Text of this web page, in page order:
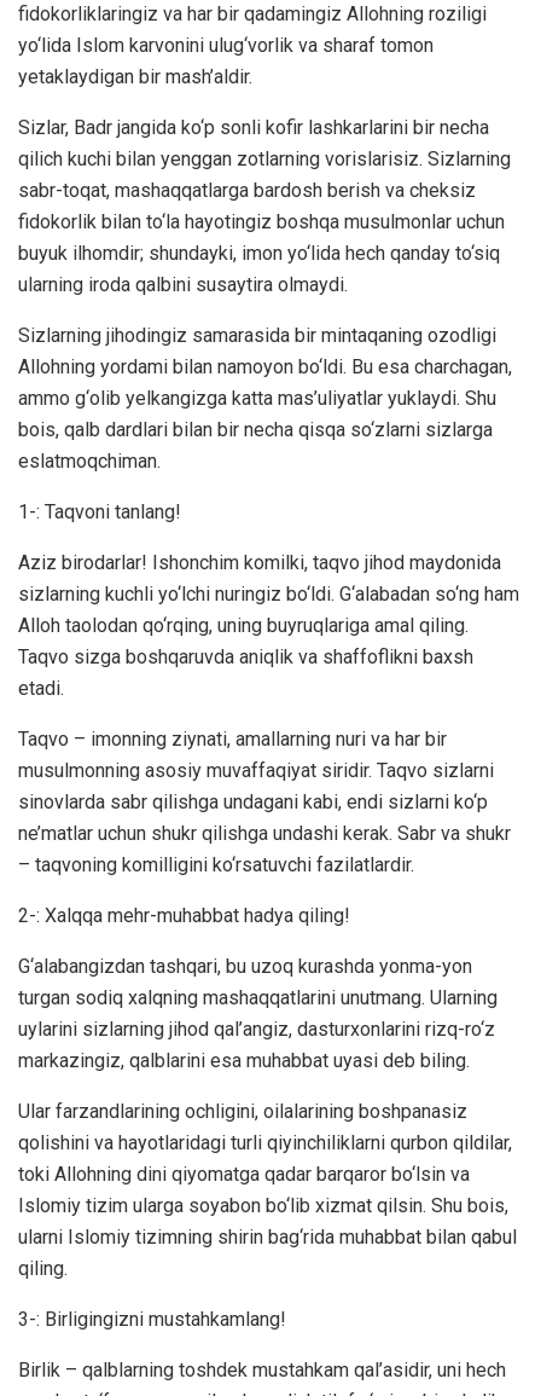
fidokorliklaringiz va har bir qadamingiz Allohning roziligi
yo‘lida Islom karvonini ulug‘vorlik va sharaf tomon
yetaklaydigan bir mash’aldir.
Sizlar, Badr jangida ko‘p sonli kofir lashkarlarini bir necha
qilich kuchi bilan yenggan zotlarning vorislarisiz. Sizlarning
sabr-toqat, mashaqqatlarga bardosh berish va cheksiz
fidokorlik bilan to‘la hayotingiz boshqa musulmonlar uchun
buyuk ilhomdir; shundayki, imon yo‘lida hech qanday to‘siq
ularning iroda qalbini susaytira olmaydi.
Sizlarning jihodingiz samarasida bir mintaqaning ozodligi
Allohning yordami bilan namoyon bo‘ldi. Bu esa charchagan,
ammo g‘olib yelkangizga katta mas’uliyatlar yuklaydi. Shu
bois, qalb dardlari bilan bir necha qisqa so‘zlarni sizlarga
eslatmoqchiman.
1-: Taqvoni tanlang!
Aziz birodarlar! Ishonchim komilki, taqvo jihod maydonida
sizlarning kuchli yo‘lchi nuringiz bo‘ldi. G‘alabadan so‘ng ham
Alloh taolodan qo‘rqing, uning buyruqlariga amal qiling.
Taqvo sizga boshqaruvda aniqlik va shaffoflikni baxsh
etadi.
Taqvo – imonning ziynati, amallarning nuri va har bir
musulmonning asosiy muvaffaqiyat siridir. Taqvo sizlarni
sinovlarda sabr qilishga undagani kabi, endi sizlarni ko‘p
ne’matlar uchun shukr qilishga undashi kerak. Sabr va shukr
– taqvoning komilligini ko‘rsatuvchi fazilatlardir.
2-: Xalqqa mehr-muhabbat hadya qiling!
G‘alabangizdan tashqari, bu uzoq kurashda yonma-yon
turgan sodiq xalqning mashaqqatlarini unutmang. Ularning
uylarini sizlarning jihod qal’angiz, dasturxonlarini rizq-ro‘z
markazingiz, qalblarini esa muhabbat uyasi deb biling.
Ular farzandlarining ochligini, oilalarining boshpanasiz
qolishini va hayotlaridagi turli qiyinchiliklarni qurbon qildilar,
toki Allohning dini qiyomatga qadar barqaror bo‘lsin va
Islomiy tizim ularga soyabon bo‘lib xizmat qilsin. Shu bois,
ularni Islomiy tizimning shirin bag‘rida muhabbat bilan qabul
qiling.
3-: Birligingizni mustahkamlang!
Birlik – qalblarning toshdek mustahkam qal’asidir, uni hech